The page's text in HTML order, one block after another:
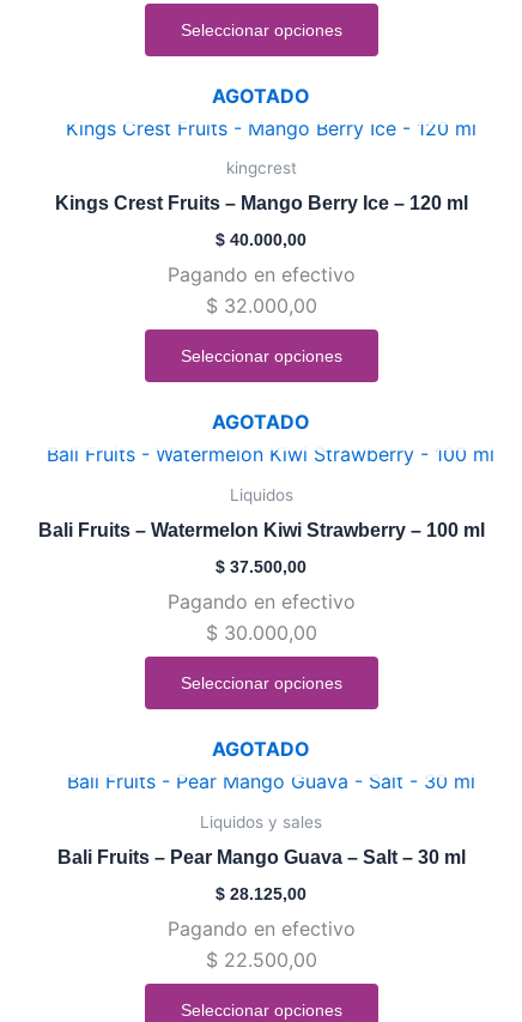
Seleccionar opciones
en
la
página
de
producto
AGOTADO
kingcrest
Kings Crest Fruits – Mango Berry Ice – 120 ml
$ 40.000,00
Pagando en efectivo
$ 32.000,00
Seleccionar opciones
Este
producto
múltiples
variantes.
Las
opciones
la
página
de
producto
AGOTADO
Liquidos
Bali Fruits – Watermelon Kiwi Strawberry – 100 ml
$ 37.500,00
Pagando en efectivo
$ 30.000,00
Seleccionar opciones
Este
producto
variantes.
Las
opciones
la
página
de
producto
AGOTADO
Liquidos y sales
Bali Fruits – Pear Mango Guava – Salt – 30 ml
$ 28.125,00
Pagando en efectivo
$ 22.500,00
Seleccionar opciones
Este
producto
múltiples
variantes.
Las
opciones